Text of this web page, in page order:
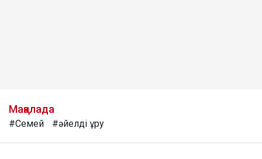
Мақалада
#Семей #әйелді ұру